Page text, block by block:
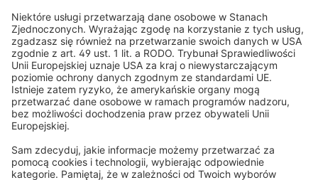
-15% 144,49 złCena sugerowana169,99 zł